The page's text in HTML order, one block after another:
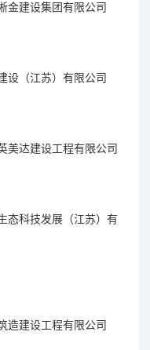
金建设集团有限公司
设（江苏）有限公司
美达建设工程有限公司
态科技发展（江苏）有
造建设工程有限公司